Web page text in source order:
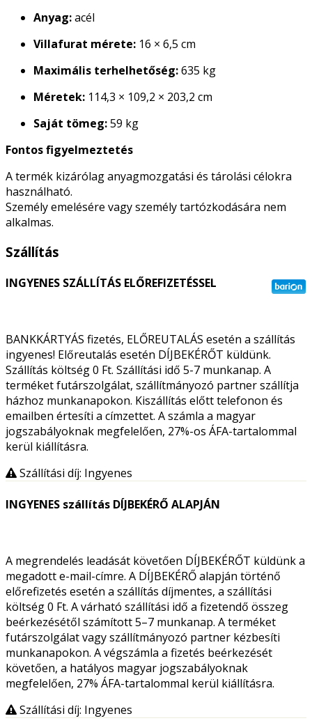
Anyag:acél
Villafurat mérete: 16 × 6,5 cm
Maximális terhelhetőség:635 kg
Méretek: 114,3 × 109,2 × 203,2 cm
Saját tömeg:59 kg
Fontos figyelmeztetés
A termék kizárólag anyagmozgatási és tárolási célokra
használható.
Személy emelésére vagy személy tartózkodására nem
alkalmas.
Szállítás
INGYENES SZÁLLÍTÁS ELŐREFIZETÉSSEL
BANKKÁRTYÁS fizetés, ELŐREUTALÁS esetén a szállítás
ingyenes! Előreutalás esetén DÍJBEKÉRŐT küldünk.
Szállítás költség 0 Ft. Szállítási idő 5-7 munkanap. A
terméket futárszolgálat, szállítmányozó partner szállítja
házhoz munkanapokon. Kiszállítás előtt telefonon és
emailben értesíti a címzettet. A számla a magyar
jogszabályoknak megfelelően, 27%-os ÁFA-tartalommal
kerül kiállításra.
Szállítási díj: Ingyenes
INGYENES szállítás DÍJBEKÉRŐ ALAPJÁN
A megrendelés leadását követően DÍJBEKÉRŐT küldünk a
megadott e-mail-címre. A DÍJBEKÉRŐ alapján történő
előrefizetés esetén a szállítás díjmentes, a szállítási
költség 0 Ft. A várható szállítási idő a fizetendő összeg
beérkezésétől számított 5–7 munkanap. A terméket
futárszolgálat vagy szállítmányozó partner kézbesíti
munkanapokon. A végszámla a fizetés beérkezését
követően, a hatályos magyar jogszabályoknak
megfelelően, 27% ÁFA-tartalommal kerül kiállításra.
Szállítási díj: Ingyenes